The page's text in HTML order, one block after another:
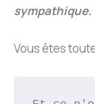
sympathique.
Vous êtes